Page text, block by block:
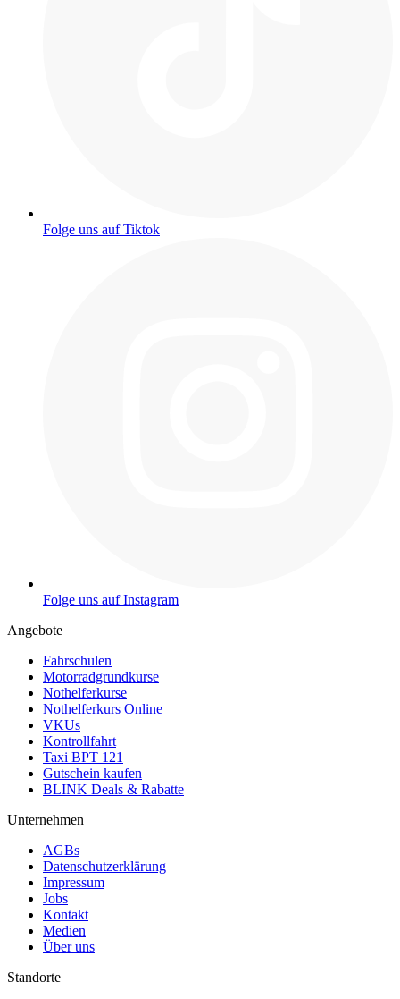
Folge uns auf Tiktok
Folge uns auf Instagram
Angebote
Fahrschulen
Motorradgrundkurse
Nothelferkurse
Nothelferkurs Online
VKUs
Kontrollfahrt
Taxi BPT 121
Gutschein kaufen
BLINK Deals & Rabatte
Unternehmen
AGBs
Datenschutzerklärung
Impressum
Jobs
Kontakt
Medien
Über uns
Standorte